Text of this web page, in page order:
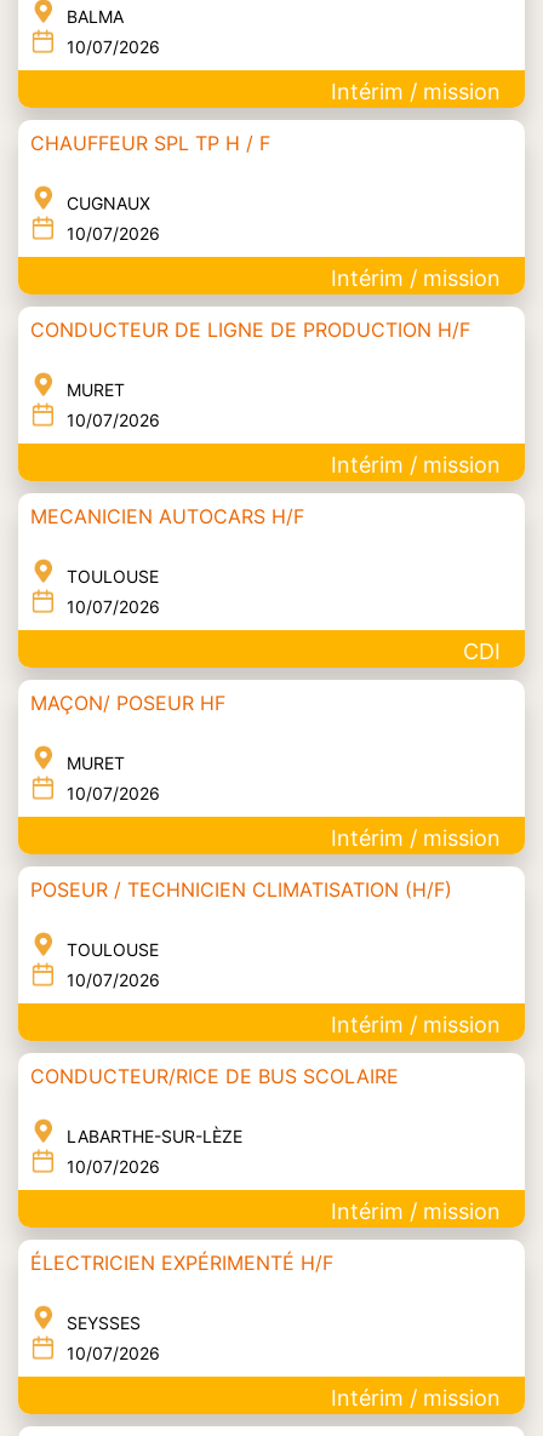
BALMA
10/07/2026
Intérim / mission
CHAUFFEUR SPL TP H / F
CUGNAUX
10/07/2026
Intérim / mission
CONDUCTEUR DE LIGNE DE PRODUCTION H/F
MURET
10/07/2026
Intérim / mission
MECANICIEN AUTOCARS H/F
TOULOUSE
10/07/2026
CDI
MAÇON/ POSEUR HF
MURET
10/07/2026
Intérim / mission
POSEUR / TECHNICIEN CLIMATISATION (H/F)
TOULOUSE
10/07/2026
Intérim / mission
CONDUCTEUR/RICE DE BUS SCOLAIRE
LABARTHE-SUR-LÈZE
10/07/2026
Intérim / mission
ÉLECTRICIEN EXPÉRIMENTÉ H/F
SEYSSES
10/07/2026
Intérim / mission